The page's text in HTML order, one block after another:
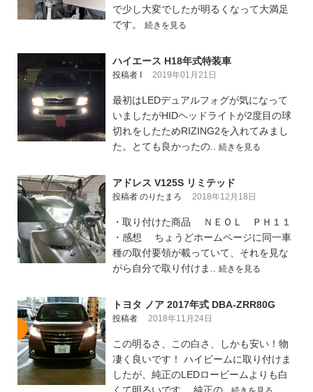
で少し大変でしたが明るくなって大満足
です。 続きを見る
ハイエース H18年式特装車
投稿者 I 2019年01月21日
最初はLEDデュアルフォグが気になって
いましたがHIDヘッドライトが2度目の球
切れをしたためRIZING2を入れてみまし
た。とても良かったの.. 続きを見る
アドレス V125S リミテッド
投稿者 のりたまろ 2018年12月18日
・取り付けた商品 ＮＥＯＬ ＰＨ１１
・感想 ちょうどホームページに同一車
種の取付要領が載っていて、それを見な
がら自分で取り付けま.. 続きを見る
トヨタ ノア 2017年式 DBA-ZRR80G
投稿者 2018年11月24日
この明るさ、この白さ、しかも安い！物
凄く良いです！ ハイビームに取り付けま
したが、純正のLEDロービームよりも白